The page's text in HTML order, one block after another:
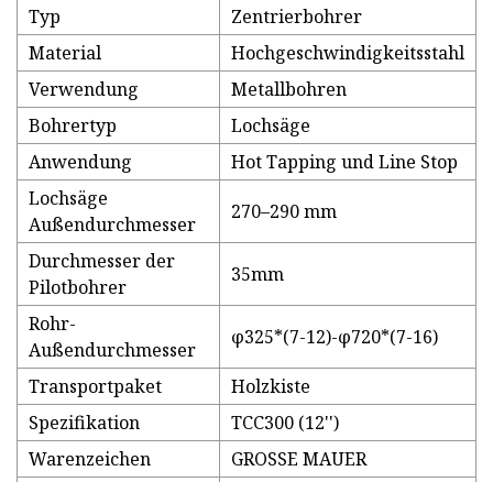
Typ
Zentrierbohrer
Material
Hochgeschwindigkeitsstahl
Verwendung
Metallbohren
Bohrertyp
Lochsäge
Anwendung
Hot Tapping und Line Stop
Lochsäge
Außendurchmesser
270–290 mm
Durchmesser der
Pilotbohrer
35mm
Rohr-
Außendurchmesser
φ325*(7-12)-φ720*(7-16)
Transportpaket
Holzkiste
Spezifikation
TCC300 (12'')
Warenzeichen
GROSSE MAUER